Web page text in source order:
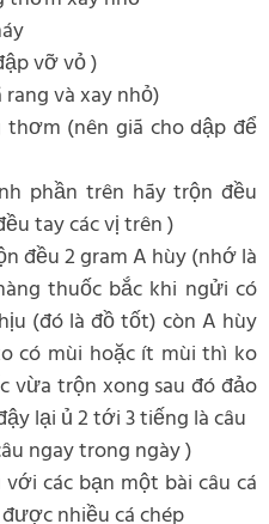
vỡ vỏ )
và xay nhỏ)
thơm (nên giã cho dập để
phần trên hãy trộn đều
tay các vị trên )
đều 2 gram A hùy (nhớ là
thuốc bắc khi ngửi có
(đó là đồ tốt) còn A hùy
có mùi hoặc ít mùi thì ko
vừa trộn xong sau đó đảo
lại ủ 2 tới 3 tiếng là câu
ngay trong ngày )
các bạn một bài câu cá
nhiều cá chép